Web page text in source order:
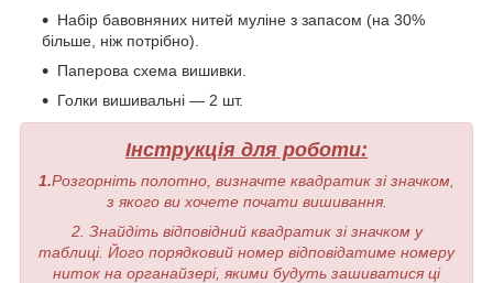
Набір бавовняних нитей муліне з запасом (на 30%
більше, ніж потрібно).
Паперова схема вишивки.
Голки вишивальні — 2 шт.
Інструкція для роботи:
1.Розгорніть полотно, визначте квадратик зі значком,
з якого ви хочете почати вишивання.
2. Знайдіть відповідний квадратик зі значком у
таблиці. Його порядковий номер відповідатиме номеру
ниток на органайзері, якими будуть зашиватися ці